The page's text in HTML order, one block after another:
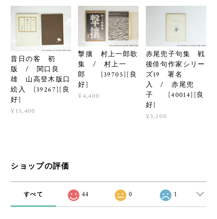
昔日の客 初
版 / 関口良
雄 山高登木版口
絵入 [39267][良
好]
¥15,400
撃攘 村上一郎歌
集 / 村上一
郎 [39705][良
好]
¥4,400
赤尾兜子句集 戦
後俳句作家シリー
ズ19 署名
入 / 赤尾兜
子 [40014][良
好]
¥3,300
ショップの評価
すべて 44 0 1